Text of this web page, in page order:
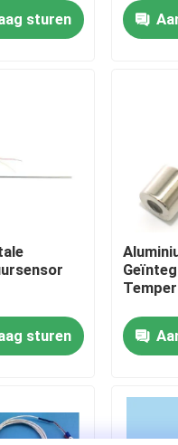
sturen
sturen